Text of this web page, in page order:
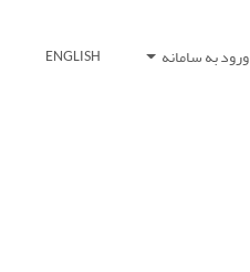
ورود به سامانه ENGLISH